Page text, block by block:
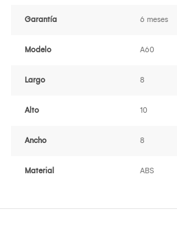
Garantía 6 meses
Modelo A60
Largo 8
Alto 10
Ancho 8
Material ABS